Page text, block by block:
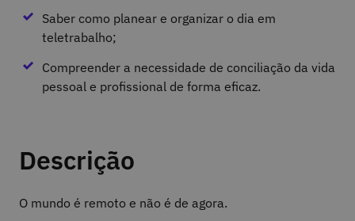
Saber como planear e organizar o dia em
teletrabalho;
Compreender a necessidade de conciliação da vida
pessoal e profissional de forma eficaz.
Descrição
O mundo é remoto e não é de agora.